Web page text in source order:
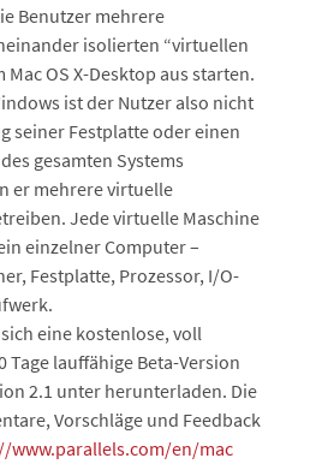
Benutzer mehrere
isolierten “virtuellen
OS X-Desktop aus starten.
ist der Nutzer also nicht
seiner Festplatte oder einen
gesamten Systems
er mehrere virtuelle
Jede virtuelle Maschine
einzelner Computer –
Festplatte, Prozessor, I/O-
eine kostenlose, voll
lauffähige Beta-Version
2.1 unter herunterladen. Die
Vorschläge und Feedback
www.parallels.com/en/mac